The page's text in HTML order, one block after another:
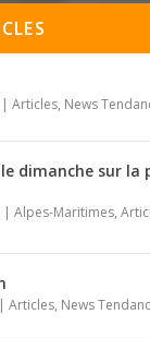
|Articles, News
dimanche sur la
|Alpes-Maritimes,
|Articles, News